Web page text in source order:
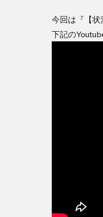
今回は『【状
下記の